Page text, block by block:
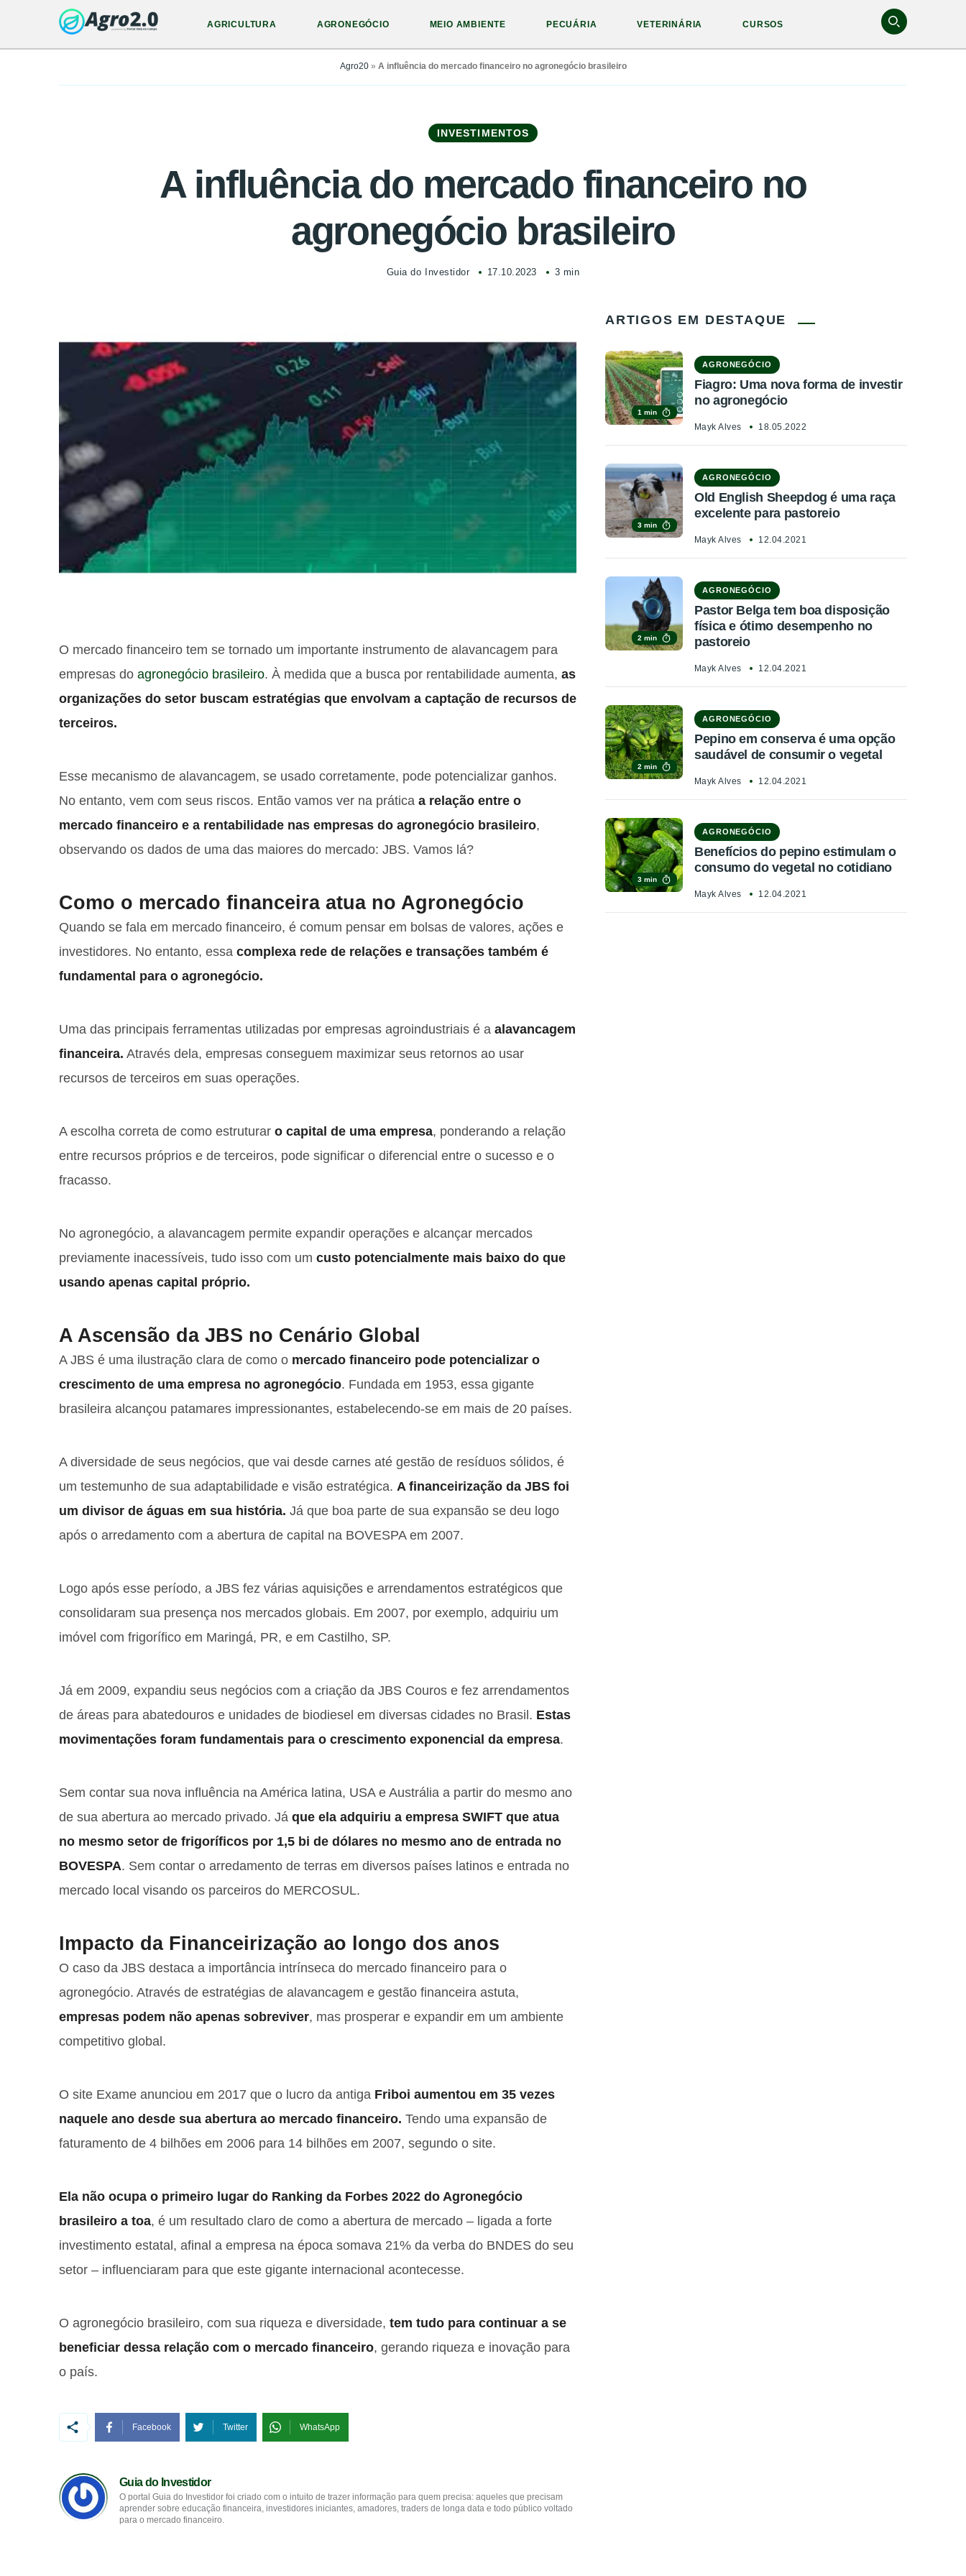
AGRICULTURA AGRONEGÓCIO MEIO AMBIENTE PECUÁRIA VETERINÁRIA CURSOS
Agro20» A influência do mercado financeiro no agronegócio brasileiro
INVESTIMENTOS
A influência do mercado financeiro no
agronegócio brasileiro
Guia do Investidor 17.10.2023 3 min
O mercado financeiro tem se tornado um importante instrumento de alavancagem para
empresas do agronegócio brasileiro. À medida que a busca por rentabilidade aumenta, as
organizações do setor buscam estratégias que envolvam a captação de recursos de
terceiros.
Esse mecanismo de alavancagem, se usado corretamente, pode potencializar ganhos.
No entanto, vem com seus riscos. Então vamos ver na prática a relação entre o
mercado financeiro e a rentabilidade nas empresas do agronegócio brasileiro,
observando os dados de uma das maiores do mercado: JBS. Vamos lá?
Como o mercado financeira atua no Agronegócio
Quando se fala em mercado financeiro, é comum pensar em bolsas de valores, ações e
investidores. No entanto, essa complexa rede de relações e transações também é
fundamental para o agronegócio.
Uma das principais ferramentas utilizadas por empresas agroindustriais é a alavancagem
financeira. Através dela, empresas conseguem maximizar seus retornos ao usar
recursos de terceiros em suas operações.
A escolha correta de como estruturar o capital de uma empresa, ponderando a relação
entre recursos próprios e de terceiros, pode significar o diferencial entre o sucesso e o
fracasso.
No agronegócio, a alavancagem permite expandir operações e alcançar mercados
previamente inacessíveis, tudo isso com um custo potencialmente mais baixo do que
usando apenas capital próprio.
A Ascensão da JBS no Cenário Global
A JBS é uma ilustração clara de como o mercado financeiro pode potencializar o
crescimento de uma empresa no agronegócio. Fundada em 1953, essa gigante
brasileira alcançou patamares impressionantes, estabelecendo-se em mais de 20 países.
A diversidade de seus negócios, que vai desde carnes até gestão de resíduos sólidos, é
um testemunho de sua adaptabilidade e visão estratégica. A financeirização da JBS foi
um divisor de águas em sua história. Já que boa parte de sua expansão se deu logo
após o arredamento com a abertura de capital na BOVESPA em 2007.
Logo após esse período, a JBS fez várias aquisições e arrendamentos estratégicos que
consolidaram sua presença nos mercados globais. Em 2007, por exemplo, adquiriu um
imóvel com frigorífico em Maringá, PR, e em Castilho, SP.
Já em 2009, expandiu seus negócios com a criação da JBS Couros e fez arrendamentos
de áreas para abatedouros e unidades de biodiesel em diversas cidades no Brasil. Estas
movimentações foram fundamentais para o crescimento exponencial da empresa.
Sem contar sua nova influência na América latina, USA e Austrália a partir do mesmo ano
de sua abertura ao mercado privado. Já que ela adquiriu a empresa SWIFT que atua
no mesmo setor de frigoríficos por 1,5 bi de dólares no mesmo ano de entrada no
BOVESPA. Sem contar o arredamento de terras em diversos países latinos e entrada no
mercado local visando os parceiros do MERCOSUL.
Impacto da Financeirização ao longo dos anos
O caso da JBS destaca a importância intrínseca do mercado financeiro para o
agronegócio. Através de estratégias de alavancagem e gestão financeira astuta,
empresas podem não apenas sobreviver, mas prosperar e expandir em um ambiente
competitivo global.
O site Exame anunciou em 2017 que o lucro da antiga Friboi aumentou em 35 vezes
naquele ano desde sua abertura ao mercado financeiro. Tendo uma expansão de
faturamento de 4 bilhões em 2006 para 14 bilhões em 2007, segundo o site.
Ela não ocupa o primeiro lugar do Ranking da Forbes 2022 do Agronegócio
brasileiro a toa, é um resultado claro de como a abertura de mercado – ligada a forte
investimento estatal, afinal a empresa na época somava 21% da verba do BNDES do seu
setor – influenciaram para que este gigante internacional acontecesse.
O agronegócio brasileiro, com sua riqueza e diversidade, tem tudo para continuar a se
beneficiar dessa relação com o mercado financeiro, gerando riqueza e inovação para
o país.
Facebook Twitter WhatsApp
Guia do Investidor
O portal Guia do Investidor foi criado com o intuito de trazer informação para quem precisa: aqueles que precisam
aprender sobre educação financeira, investidores iniciantes, amadores, traders de longa data e todo público voltado
para o mercado financeiro.
ARTIGOS EM DESTAQUE
1 min
AGRONEGÓCIO
Fiagro: Uma nova forma de investir
no agronegócio
Mayk Alves 18.05.2022
3 min
AGRONEGÓCIO
Old English Sheepdog é uma raça
excelente para pastoreio
Mayk Alves 12.04.2021
2 min
AGRONEGÓCIO
Pastor Belga tem boa disposição
física e ótimo desempenho no
pastoreio
Mayk Alves 12.04.2021
2 min
AGRONEGÓCIO
Pepino em conserva é uma opção
saudável de consumir o vegetal
Mayk Alves 12.04.2021
3 min
AGRONEGÓCIO
Benefícios do pepino estimulam o
consumo do vegetal no cotidiano
Mayk Alves 12.04.2021